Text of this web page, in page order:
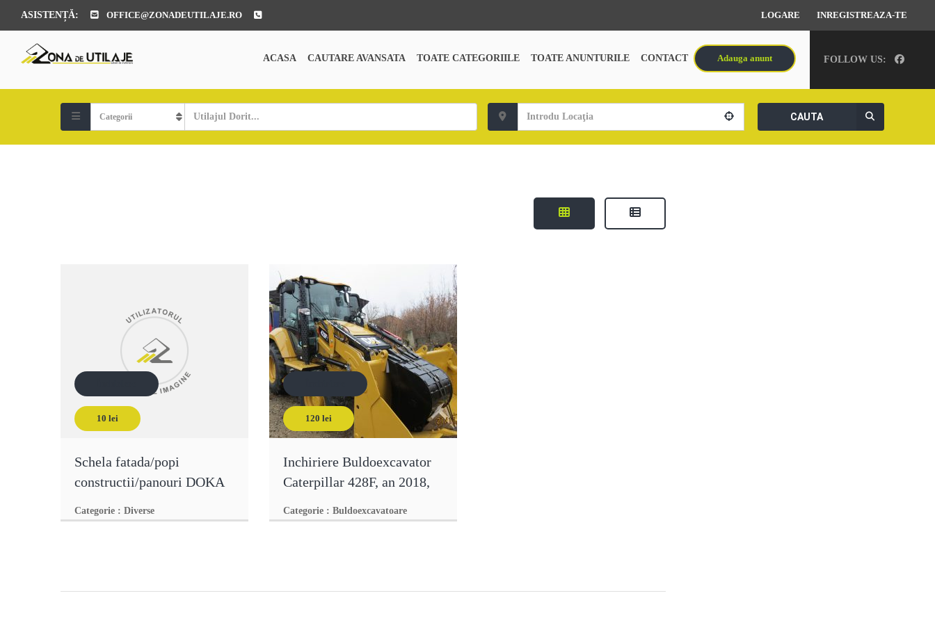
ASISTENȚĂ: OFFICE@ZONADEUTILAJE.RO LOGARE INREGISTREAZA-TE
FOLLOW US:
Adauga anunt
ACASA CAUTARE AVANSATA TOATE CATEGORIILE TOATE ANUNTURILE CONTACT
CAUTA
10 lei
Schela fatada/popi
constructii/panouri DOKA
Categorie : Diverse
vezi anunţ
120 lei
Inchiriere Buldoexcavator
Caterpillar 428F, an 2018,
Categorie : Buldoexcavatoare
vezi anunţ